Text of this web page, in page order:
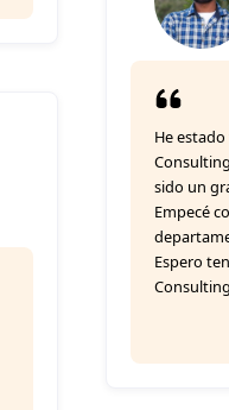
He
sido un
Empecé
Espero